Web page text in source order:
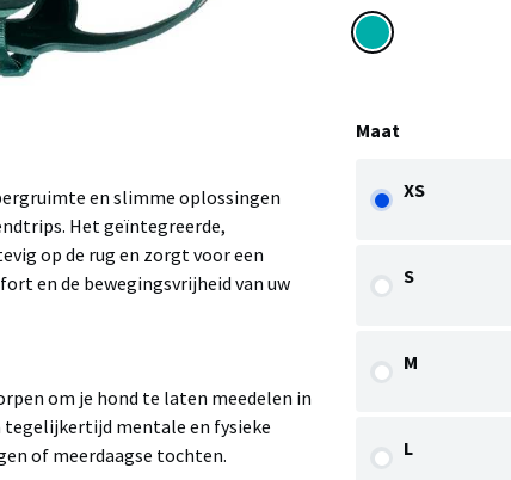
Maat
XS
S
M
L
en slimme oplossingen
Het geïntegreerde,
op de rug en zorgt voor een
en de bewegingsvrijheid van uw
om je hond te laten meedelen in
tegelijkertijd mentale en fysieke
of meerdaagse tochten.